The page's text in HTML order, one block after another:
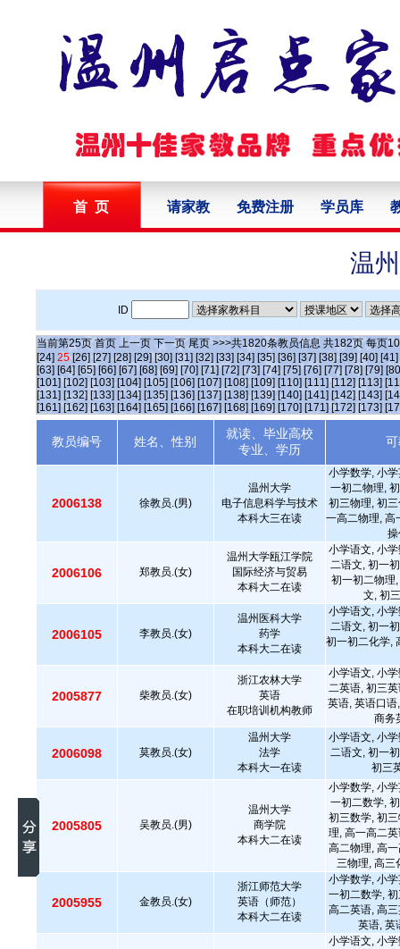
首 页 请家教 免费注册 学员库
温
ID
当前第25页 首页 上一页 下一页 尾页 >>>共1820条教员信息 共182页 每页10
[24] 25 [26] [27] [28] [29] [30] [31] [32] [33] [34] [35] [36] [37] [38] [39] [40] [41]
[63] [64] [65] [66] [67] [68] [69] [70] [71] [72] [73] [74] [75] [76] [77] [78] [79]
[101] [102] [103] [104] [105] [106] [107] [108] [109] [110] [111] [112] [113]
[131] [132] [133] [134] [135] [136] [137] [138] [139] [140] [141] [142] [143]
[161] [162] [163] [164] [165] [166] [167] [168] [169] [170] [171] [172] [173]
教员编号 姓名、性别
就读、毕业高校
专业、学历
2006138 徐教员.(男)
温州大学
电子信息科学与技术
本科大三在读
小学数学, 小
一初二物理,
初三物理, 初
一高二物理, 高
2006106 郑教员.(女)
温州大学瓯江学院
国际经济与贸易
本科大二在读
小学语文, 小
二语文, 初一
初一初二物理
文, 初
2006105 李教员.(女)
温州医科大学
药学
本科大二在读
小学语文, 小
二语文, 初一
初一初二化学,
2005877 柴教员.(女)
浙江农林大学
英语
在职培训机构教师
小学语文, 小
二英语, 初三
英语, 英语口
商务
2006098 莫教员.(女)
温州大学
法学
本科大一在读
小学语文, 小
二语文, 初一
初三
2005805 吴教员.(男)
温州大学
商学院
本科大二在读
小学数学, 小
一初二数学,
初三数学, 初
理, 高一高二
高二物理, 高
三物理, 高三
2005955 金教员.(女)
浙江师范大学
英语（师范）
本科大二在读
小学数学, 小
一初二数学,
高二英语, 高
英语, 英
小学语文, 小